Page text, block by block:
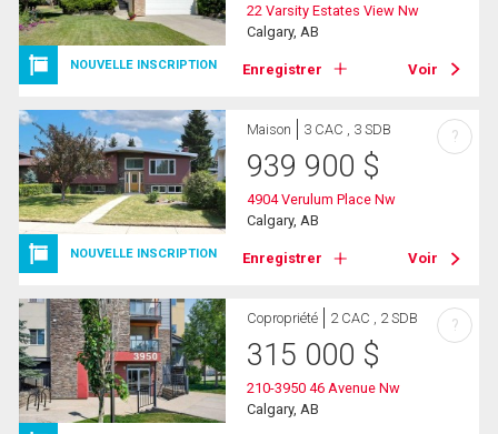
NOUVELLE INSCRIPTION
22 Varsity Estates View Nw
Calgary, AB
Enregistrer Voir
NOUVELLE INSCRIPTION
Maison 3 CAC , 3 SDB
939 900 $
4904 Verulum Place Nw
Calgary, AB
Enregistrer Voir
?
Copropriété 2 CAC , 2 SDB
315 000 $
210-3950 46 Avenue Nw
Calgary, AB
?